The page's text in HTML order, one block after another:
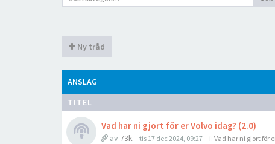
Ny tråd
ANSLAG
TITEL
Vad har ni gjort för er Volvo idag? (2.0)
av 73k - tis 17 dec 2024, 09:27 - i: Vad har ni gjort för